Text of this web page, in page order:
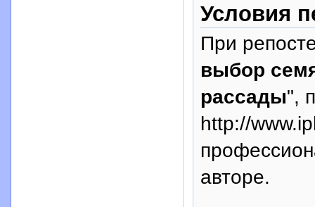
Условия
При
выбор
рассады",
http://
авторе.